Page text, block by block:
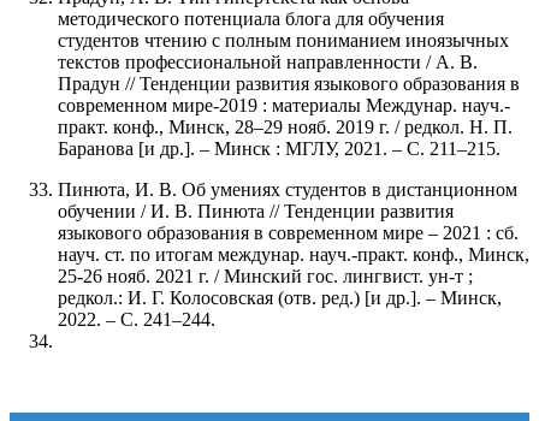
методического потенциала блога для обучения
студентов чтению с полным пониманием иноязычных
текстов профессиональной направленности / А. В.
Прадун // Тенденции развития языкового образования в
современном мире-2019 : материалы Междунар. науч.-
практ. конф., Минск, 28–29 нояб. 2019 г. / редкол. Н. П.
Баранова [и др.]. – Минск : МГЛУ, 2021. – С. 211–215.
Пинюта, И. В. Об умениях студентов в дистанционном
обучении / И. В. Пинюта // Тенденции развития
языкового образования в современном мире – 2021 : сб.
науч. ст. по итогам междунар. науч.-практ. конф., Минск,
25-26 нояб. 2021 г. / Минский гос. лингвист. ун-т ;
редкол.: И. Г. Колосовская (отв. ред.) [и др.]. – Минск,
2022. – С. 241–244.